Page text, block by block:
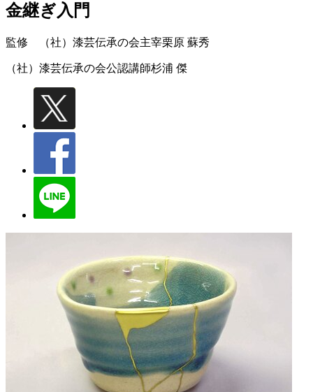
金継ぎ入門
監修 （社）漆芸伝承の会主宰栗原 蘇秀
（社）漆芸伝承の会公認講師杉浦 傑